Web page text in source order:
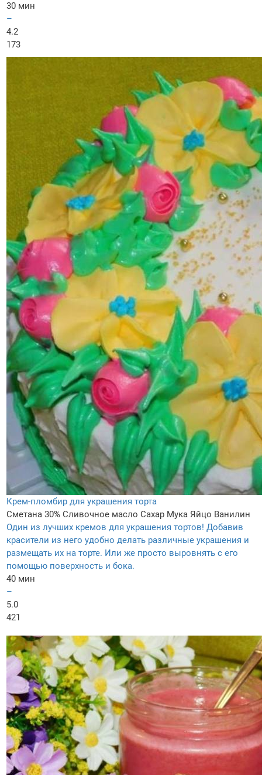
30 мин
–
4.2
173
Крем-пломбир для украшения торта
Сметана 30% Сливочное масло Сахар Мука Яйцо Ванилин
Один из лучших кремов для украшения тортов! Добавив
красители из него удобно делать различные украшения и
размещать их на торте. Или же просто выровнять с его
помощью поверхность и бока.
40 мин
–
5.0
421